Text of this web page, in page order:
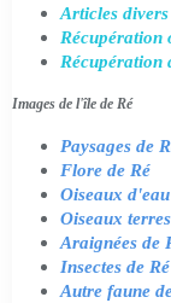
Articles divers
Récupération
Récupération
Images de l'île de Ré
Paysages de
Flore de Ré
Oiseaux
Oiseaux
Araignées de
Insectes de Ré
Autre faune